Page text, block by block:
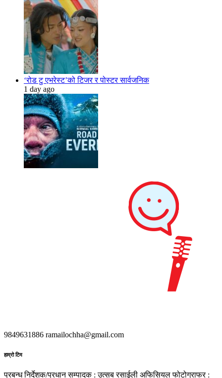
‘रोड टु एभरेस्ट’को टिजर र पोस्टर सार्वजनिक
1 day ago
9849631886 ramailochha@gmail.com
हाम्रो टिम
प्रबन्ध निर्देशक/प्रधान सम्पादक : उत्सब रसाईली अफिसियल फोटोग्राफर :